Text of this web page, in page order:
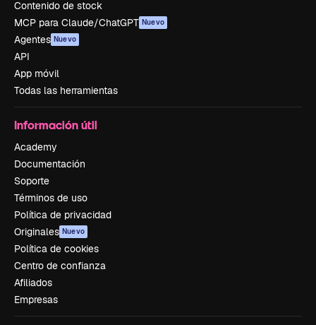
Contenido de stock
MCP para Claude/ChatGPT Nuevo
Agentes Nuevo
API
App móvil
Todas las herramientas
Información útil
Academy
Documentación
Soporte
Términos de uso
Política de privacidad
Originales Nuevo
Política de cookies
Centro de confianza
Afiliados
Empresas